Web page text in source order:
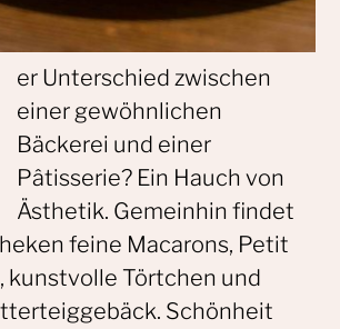
er Unterschied zwischen
einer gewöhnlichen
Bäckerei und einer
Pâtisserie? Ein Hauch von
Ästhetik. Gemeinhin findet
feine Macarons, Petit
kunstvolle Törtchen und
Schönheit